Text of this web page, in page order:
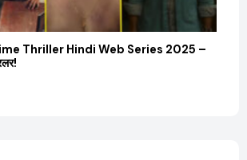
Thriller Hindi Web Series 2025 –